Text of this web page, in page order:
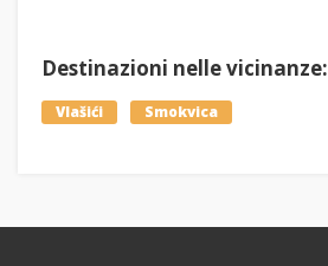
Destinazioni nelle vicinanze:
Vlašići Smokvica